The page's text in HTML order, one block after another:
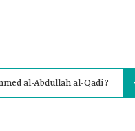
al-Abdullah al-Qadi ?